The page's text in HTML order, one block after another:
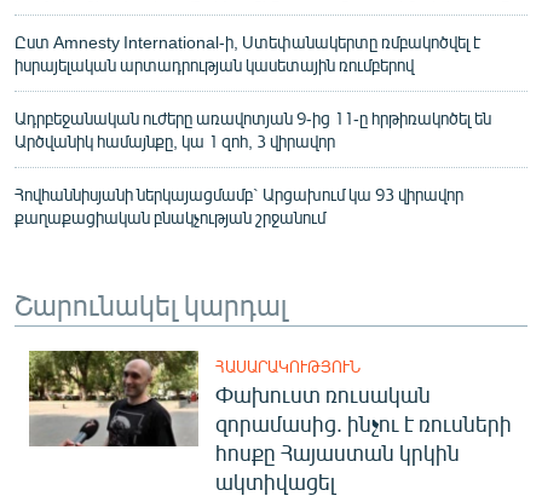
Ըստ Amnesty International-ի, Ստեփանակերտը ռմբակոծվել է
իսրայելական արտադրության կասետային ռումբերով
Ադրբեջանական ուժերը առավոտյան 9-ից 11-ը հրթիռակոծել են
Արծվանիկ համայնքը, կա 1 զոհ, 3 վիրավոր
Հովհաննիսյանի ներկայացմամբ` Արցախում կա 93 վիրավոր
քաղաքացիական բնակչության շրջանում
Շարունակել կարդալ
ՀԱՍԱՐԱԿՈՒԹՅՈՒՆ
Փախուստ ռուսական
զորամասից. ինչու է ռուսների
հոսքը Հայաստան կրկին
ակտիվացել